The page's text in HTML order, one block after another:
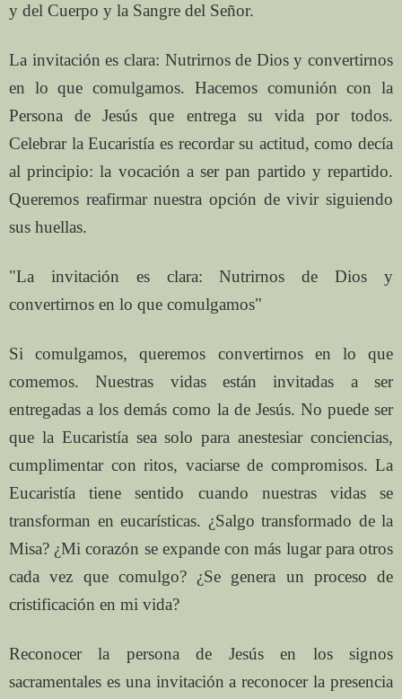
y del Cuerpo y la Sangre del Señor.
La invitación es clara: Nutrirnos de Dios y convertirnos
en lo que comulgamos. Hacemos comunión con la
Persona de Jesús que entrega su vida por todos.
Celebrar la Eucaristía es recordar su actitud, como decía
al principio: la vocación a ser pan partido y repartido.
Queremos reafirmar nuestra opción de vivir siguiendo
sus huellas.
"La invitación es clara: Nutrirnos de Dios y
convertirnos en lo que comulgamos"
Si comulgamos, queremos convertirnos en lo que
comemos. Nuestras vidas están invitadas a ser
entregadas a los demás como la de Jesús. No puede ser
que la Eucaristía sea solo para anestesiar conciencias,
cumplimentar con ritos, vaciarse de compromisos. La
Eucaristía tiene sentido cuando nuestras vidas se
transforman en eucarísticas. ¿Salgo transformado de la
Misa? ¿Mi corazón se expande con más lugar para otros
cada vez que comulgo? ¿Se genera un proceso de
cristificación en mi vida?
Reconocer la persona de Jesús en los signos
sacramentales es una invitación a reconocer la presencia